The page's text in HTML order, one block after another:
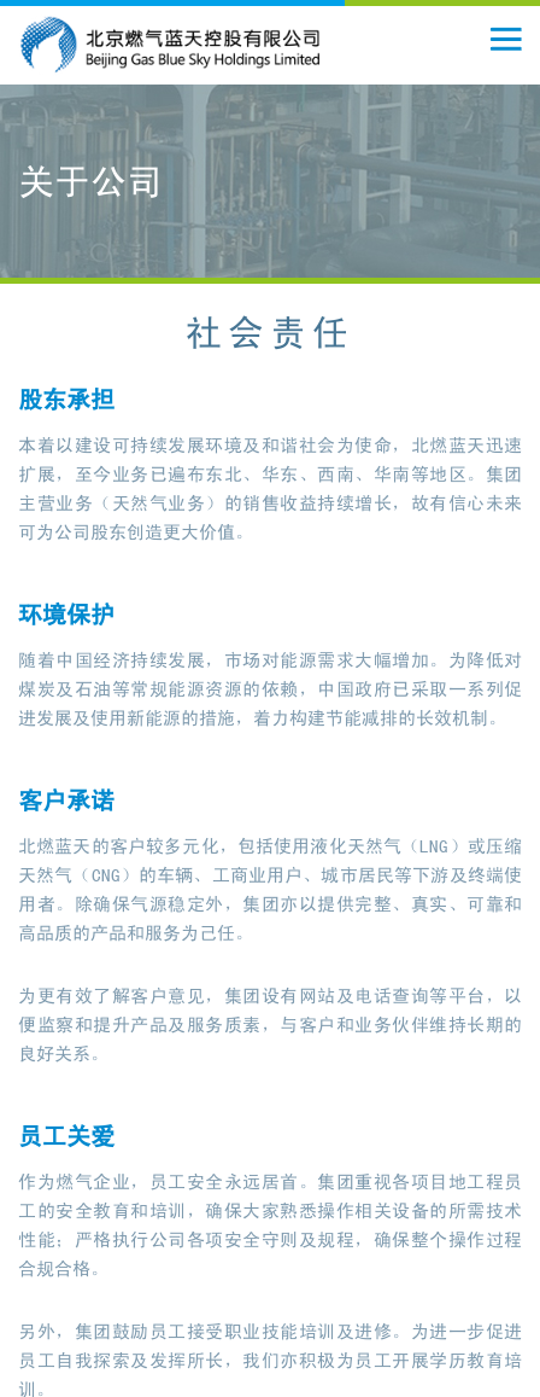
关于公司
社会责任
股东承担
本着以建设可持续发展环境及和谐社会为使命，北燃蓝天迅速
扩展，至今业务已遍布东北、华东、西南、华南等地区。集团
主营业务（天然气业务）的销售收益持续增长，故有信心未来
可为公司股东创造更大价值。
环境保护
随着中国经济持续发展，市场对能源需求大幅增加。为降低对
煤炭及石油等常规能源资源的依赖，中国政府已采取一系列促
进发展及使用新能源的措施，着力构建节能减排的长效机制。
客户承诺
北燃蓝天的客户较多元化，包括使用液化天然气（LNG）或压缩
天然气（CNG）的车辆、工商业用户、城市居民等下游及终端使
用者。除确保气源稳定外，集团亦以提供完整、真实、可靠和
高品质的产品和服务为己任。
为更有效了解客户意见，集团设有网站及电话查询等平台，以
便监察和提升产品及服务质素，与客户和业务伙伴维持长期的
良好关系。
员工关爱
作为燃气企业，员工安全永远居首。集团重视各项目地工程员
工的安全教育和培训，确保大家熟悉操作相关设备的所需技术
性能；严格执行公司各项安全守则及规程，确保整个操作过程
合规合格。
另外，集团鼓励员工接受职业技能培训及进修。为进一步促进
员工自我探索及发挥所长，我们亦积极为员工开展学历教育培
训。